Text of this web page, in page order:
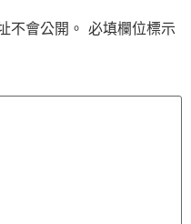
不會公開。 必填欄位標示